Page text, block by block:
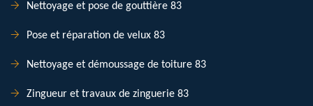
Nettoyage et pose de gouttière 83
Pose et réparation de velux 83
Nettoyage et démoussage de toiture 83
Zingueur et travaux de zinguerie 83